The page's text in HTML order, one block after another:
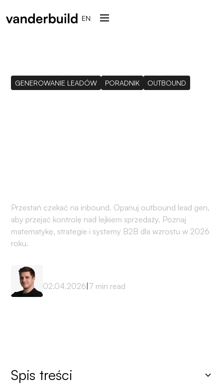
EN
GENEROWANIE LEADÓW PORADNIK OUTBOUND
Przestań czekać na inbound. Opanuj outbound lead gen,
aby przejąć kontrolę nad lejkiem sprzedaży. Poznaj
matematykę, strategie i systemy B2B dla wzrostu w 2026
roku.
02.04.2026|7 min read
Spis treści